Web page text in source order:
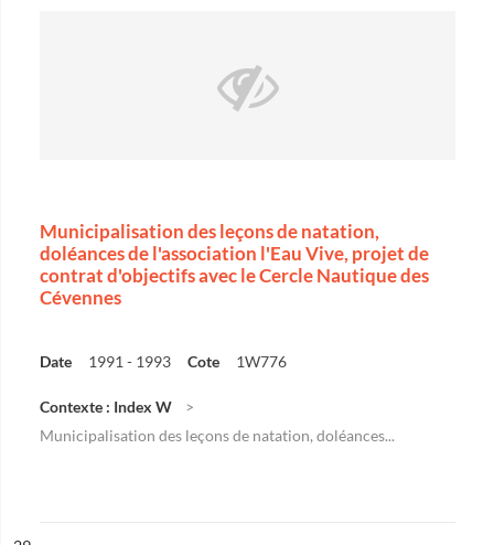
Municipalisation des leçons de natation,
doléances de l'association l'Eau Vive, projet de
contrat d'objectifs avec le Cercle Nautique des
Cévennes
Date 1991 - 1993 Cote 1W776
Contexte : Index W
Municipalisation des leçons de natation, doléances...